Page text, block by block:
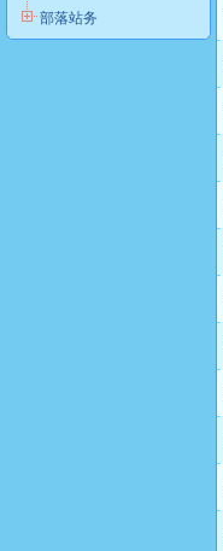
部落站务